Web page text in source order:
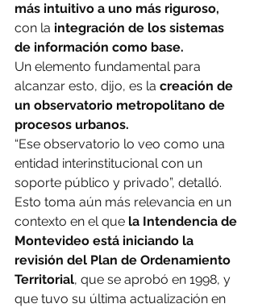
más intuitivo a uno más riguroso,
con la integración de los sistemas
de información como base.
Un elemento fundamental para
alcanzar esto, dijo, es la creación de
un observatorio metropolitano de
procesos urbanos.
“Ese observatorio lo veo como una
entidad interinstitucional con un
soporte público y privado”, detalló.
Esto toma aún más relevancia en un
contexto en el que la Intendencia de
Montevideo está iniciando la
revisión del Plan de Ordenamiento
Territorial, que se aprobó en 1998, y
que tuvo su última actualización en